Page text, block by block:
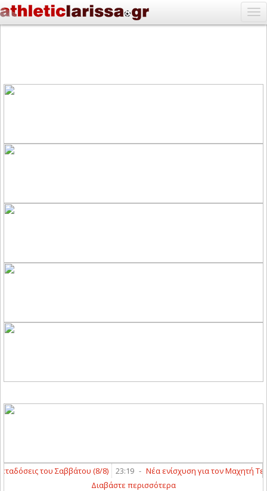
του Σαββάτου (8/8) 23:19 - Νέα ενίσχυση για τον Μαχητή
Διαβάστε περισσότερα